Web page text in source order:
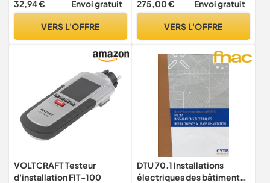
les étudiants et tous les
électrique
32,94 € Envoi gratuit
VERS L'OFFRE
Blindée Thermoplongée -
Conçu pour être installé en
275,00 € Envoi gratuit
VERS L'OFFRE
VOLTCRAFT Testeur
d'installation FIT-100
DTU 70.1 Installations
électriques des bâtiments à